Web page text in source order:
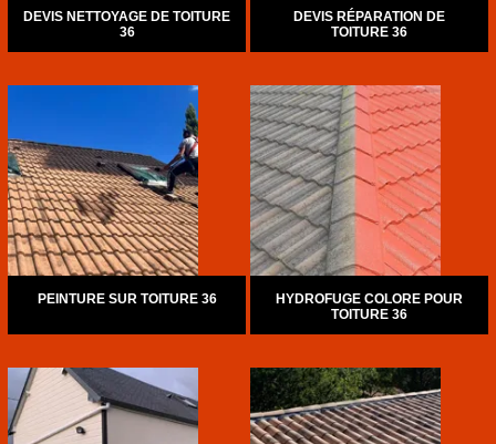
DEVIS NETTOYAGE DE TOITURE
36
DEVIS RÉPARATION DE
TOITURE 36
PEINTURE SUR TOITURE 36
HYDROFUGE COLORE POUR
TOITURE 36